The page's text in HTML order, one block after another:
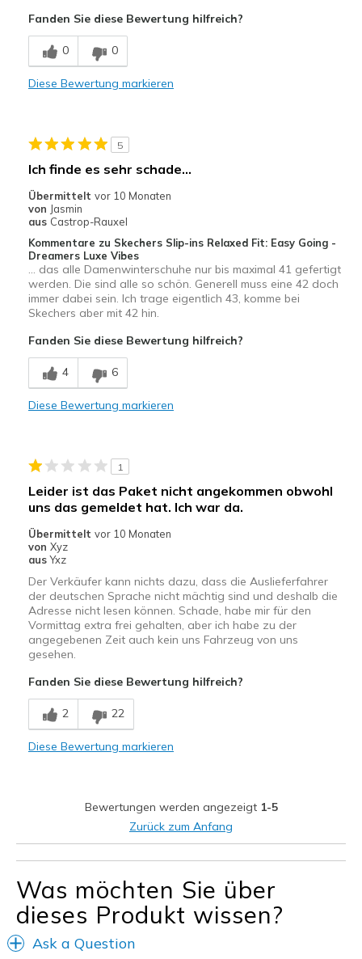
Bequem
Hübsch
Geeignete Verwendung
Freizeitkleidung
Breite
Passen genau
Größe
Passt genau
Meine Meinung zu Schuhen
Ich liebe Schuhe
Fanden Sie diese Bewertung hilfreich?
0 0
Diese Bewertung markieren
5
Ich finde es sehr schade...
Übermittelt vor 10 Monaten
von Jasmin
aus Castrop-Rauxel
Kommentare zu Skechers Slip-ins Relaxed Fit: Easy Going -
Dreamers Luxe Vibes
... das alle Damenwinterschuhe nur bis maximal 41 gefertigt
werden. Die sind alle so schön. Generell muss eine 42 doch
immer dabei sein. Ich trage eigentlich 43, komme bei
Skechers aber mit 42 hin.
Fanden Sie diese Bewertung hilfreich?
4 6
Diese Bewertung markieren
1
Leider ist das Paket nicht angekommen obwohl
uns das gemeldet hat. Ich war da.
Übermittelt vor 10 Monaten
von Xyz
aus Yxz
Der Verkäufer kann nichts dazu, dass die Auslieferfahrer
der deutschen Sprache nicht mächtig sind und deshalb die
Adresse nicht lesen können. Schade, habe mir für den
Vormittag extra frei gehalten, aber ich habe zu der
angegebenen Zeit auch kein uns Fahrzeug von uns
gesehen.
Fanden Sie diese Bewertung hilfreich?
2 22
Diese Bewertung markieren
Bewertungen werden angezeigt 1-5
Zurück zum Anfang
Was möchten Sie über
dieses Produkt wissen?
Ask a Question